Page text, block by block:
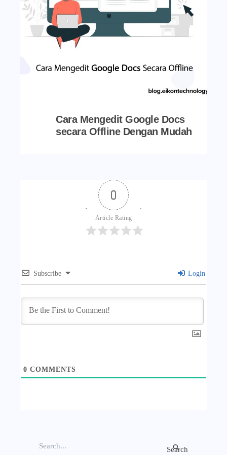
Cara Mengedit Google Docs
secara Offline Dengan Mudah
0
Article Rating
Subscribe Login
0 COMMENTS
S